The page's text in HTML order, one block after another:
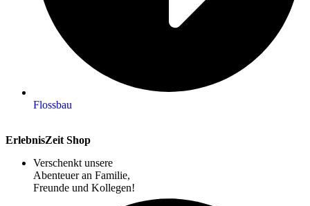
Flossbau
ErlebnisZeit Shop
Verschenkt unsere
Abenteuer an Familie,
Freunde und Kollegen!